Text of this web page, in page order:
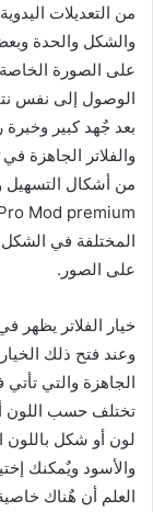
من التعديلات
والشكل والحدة
على الصورة
الوصول إلى نفس
بعد جٌهد كبير وخبرة
والفلاتر الجاهزة في
من أشكال التسهيل
المختلفة في
على الصور.
وعند فتح ذلك
الجاهزة والتي
تختلف حسب اللون
لون أو شكل باللون
والأسود ويٌمكنك
العلم أن هٌناك